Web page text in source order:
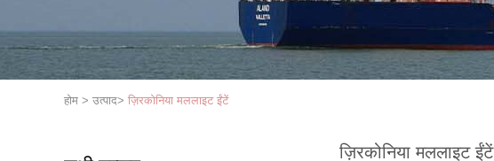
होम > उत्पाद> ज़िरकोनिया मललाइट ईंटें
ज़िरकोनिया मललाइट ईंटें